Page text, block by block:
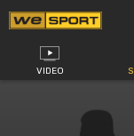
Vai
al
contenuto
VIDEO